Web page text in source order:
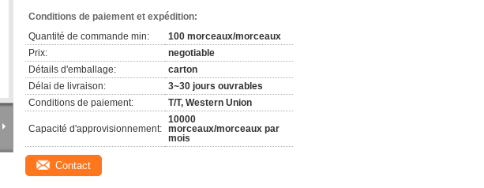
Conditions de paiement et expédition:
Quantité de commande min:
100 morceaux/morceaux
Prix:
negotiable
Détails d'emballage:
carton
Délai de livraison:
3~30 jours ouvrables
Conditions de paiement:
T/T, Western Union
Capacité d'approvisionnement:
10000
morceaux/morceaux par
mois
Contact